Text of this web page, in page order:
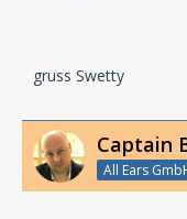
gruss Swetty
Captain
All Ears